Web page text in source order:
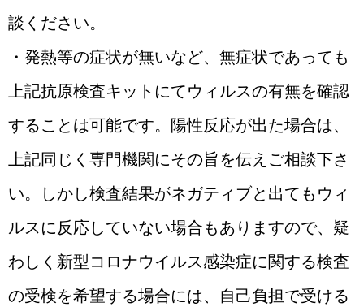
談ください。
・ 発熱等の症状が無いなど、 無症状であっても
上記抗原検査キットにてウィルスの有無を確認
することは可能です。陽性反応が出た場合は、
上記同じく専門機関にその旨を伝えご相談下さ
い。しかし検査結果がネガティブと出てもウィ
ルスに反応していない場合もありますので、疑
わしく新型コロナウイルス感染症に関する検査
の受検を希望する場合には、自己負担で受ける